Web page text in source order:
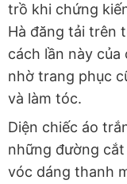
trồ khi chứng
Hà đăng tải trên
cách lần này
nhờ trang phục
và làm tóc.
Diện chiếc áo
những đường
vóc dáng thanh